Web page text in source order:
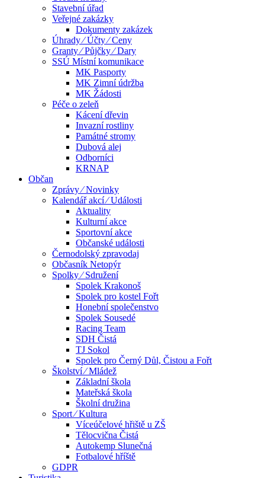
Stavební úřad
Veřejné zakázky
Dokumenty zakázek
Úhrady ⁄ Účty ⁄ Ceny
Granty ⁄ Půjčky ⁄ Dary
SSÚ Místní komunikace
MK Pasporty
MK Zimní údržba
MK Žádosti
Péče o zeleň
Kácení dřevin
Invazní rostliny
Památné stromy
Dubová alej
Odborníci
KRNAP
Občan
Zprávy ⁄ Novinky
Kalendář akcí ⁄ Události
Aktuality
Kulturní akce
Sportovní akce
Občanské události
Černodolský zpravodaj
Občasník Netopýr
Spolky ⁄ Sdružení
Spolek Krakonoš
Spolek pro kostel Fořt
Honební společenstvo
Spolek Sousedé
Racing Team
SDH Čistá
TJ Sokol
Spolek pro Černý Důl, Čistou a Fořt
Školství ⁄ Mládež
Základní škola
Mateřská škola
Školní družina
Sport ⁄ Kultura
Víceúčelové hřiště u ZŠ
Tělocvična Čistá
Autokemp Slunečná
Fotbalové hříště
GDPR